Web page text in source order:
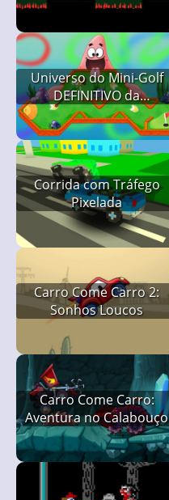
Universo do Mini-Golf
DEFINITIVO da
Nickelodeon
Corrida com Tráfego
Pixelada
Carro Come Carro 2:
Sonhos Loucos
Carro Come Carro:
Aventura no Calabouço